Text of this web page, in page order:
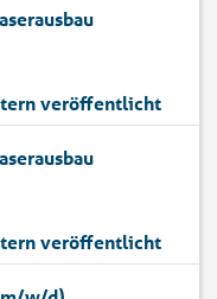
veröffentlicht
veröffentlicht